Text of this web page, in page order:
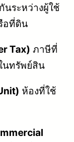
นระหว่างผู้ใช้
อที่ดิน
Tax) ภาษีที่
นทรัพย์สิน
ห้องที่ใช้